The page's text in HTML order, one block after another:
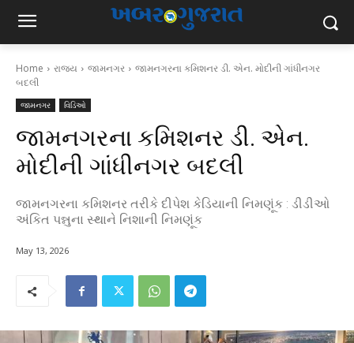
Home રાજ્ય જામનગર
જામનગરના કમિશનર ડી. એન. મોદીની ગાંધીનગર
બદલી
જામનગર વિડિઓ
જામનગરના કમિશનર ડી. એન.
મોદીની ગાંધીનગર બદલી
જામનગરના કમિશનર તરીકે દીપેશ કેડિયાની નિમણૂંક : ડીડીઓ
અંકિત પન્નુના સ્થાને નિશાની નિમણૂંક
May 13, 2026